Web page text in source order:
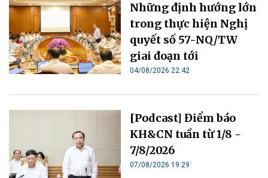
Những định hướng lớn
trong thực hiện Nghị
quyết số 57-NQ/TW
giai đoạn tới
04/08/2026 22:42
[Podcast] Điểm báo
KH&CN tuần từ 1/8 -
7/8/2026
07/08/2026 19:29